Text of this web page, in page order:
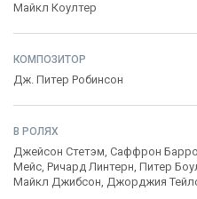
Майкл Коултер
КОМПОЗИТОР
Дж. Питер Робинсон
В РОЛЯХ
Джейсон Стетэм, Саффрон
Мейс, Ричард Линтерн, Питер
Майкл Джибсон, Джорджия